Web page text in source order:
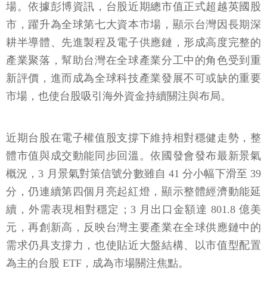
場。依據彭博資訊，台股近期總市值正式超越英國股
市，躍升為全球第七大資本市場，顯示台灣因長期深
耕半導體、先進製程及電子供應鏈，形成高度完整的
產業聚落，幫助台灣在全球產業分工中的角色受到重
新評價，進而成為全球科技產業發展不可或缺的重要
市場，也使台股吸引海外資金持續關注與布局。
近期台股在電子權值股支撐下維持相對穩健走勢，整
體市值與成交動能同步回溫。依國發會發布最新景氣
概況，3 月景氣對策信號分數雖自 41 分小幅下滑至 39
分，仍連續第四個月亮起紅燈，顯示整體經濟動能延
續，外需表現相對穩定；3 月出口金額達 801.8 億美
元，再創新高，反映台灣主要產業在全球供應鏈中的
需求仍具支撐力，也使貼近大盤結構、以市值型配置
為主的台股 ETF，成為市場關注焦點。